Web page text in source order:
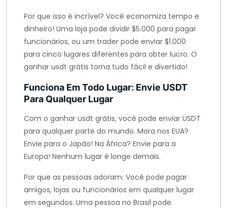
Por que isso é incrível? Você economiza tempo e
dinheiro! Uma loja pode dividir $5.000 para pagar
funcionários, ou um trader pode enviar $1.000
para cinco lugares diferentes para obter lucro. O
ganhar usdt grátis torna tudo fácil e divertido!
Funciona Em Todo Lugar: Envie USDT
Para Qualquer Lugar
Com o ganhar usdt grátis, você pode enviar USDT
para qualquer parte do mundo. Mora nos EUA?
Envie para o Japão! Na África? Envie para a
Europa! Nenhum lugar é longe demais.
Por que as pessoas adoram: Você pode pagar
amigos, lojas ou funcionários em qualquer lugar
em segundos. Uma pessoa no Brasil pode